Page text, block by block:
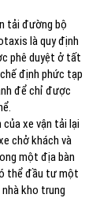
tải đường bộ
là quy định
phê duyệt ở tất
định phức tạp
để chỉ được
xe vận tải lại
chở khách và
một địa bàn
thể đầu tư một
kho trung